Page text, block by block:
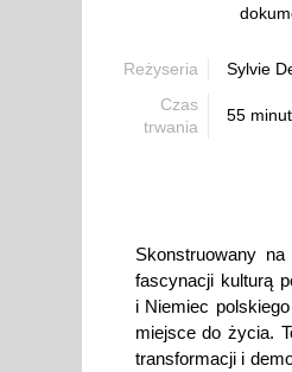
Reżyseria
Sylvie
Czas
trwania
55 minut
Skonstruowany
fascynacji kulturą
i Niemiec
miejsce do życia.
transformacji i